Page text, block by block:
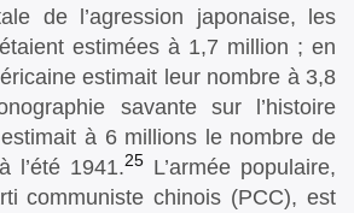
de l’agression japonaise, les
estimées à 1,7 million ; en
estimait leur nombre à 3,8
savante sur l’histoire
à 6 millions le nombre de
l’été 1941.25 L’armée populaire,
communiste chinois (PCC), est